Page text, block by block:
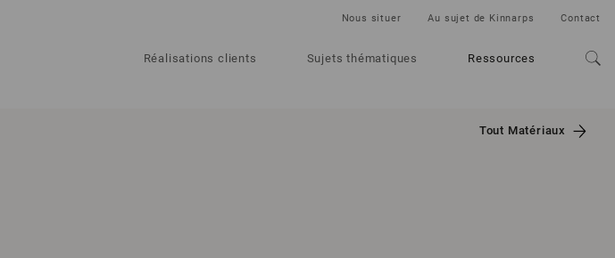
Réalisations clients Sujets thématiques Ressources
Nous situer Au sujet de Kinnarps Contact
Tout Matériaux